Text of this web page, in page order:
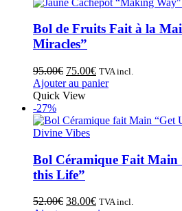
Bol de Fruits Fait à la
Miracles”
95.00€ 75.00€ TVA incl.
Ajouter au panier
Quick View
-27%
Bol Céramique Fait
this Life”
52.00€ 38.00€ TVA incl.